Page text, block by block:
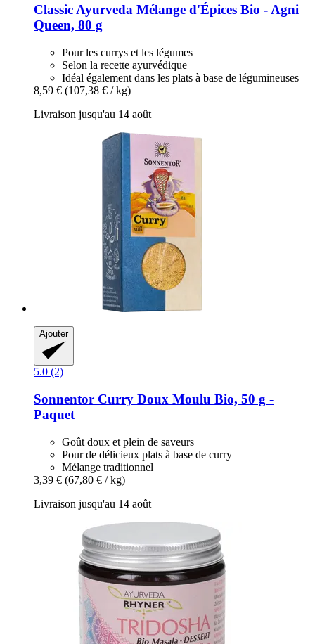
Classic Ayurveda Mélange d'Épices Bio -​ Agni
Queen, 80 g
Pour les currys et les légumes
Selon la recette ayurvédique
Idéal également dans les plats à base de légumineuses
8,59 € (107,38 € / kg)
Livraison jusqu'au 14 août
Ajouter
5.0 (2)
Sonnentor Curry Doux Moulu Bio, 50 g -​
Paquet
Goût doux et plein de saveurs
Pour de délicieux plats à base de curry
Mélange traditionnel
3,39 € (67,80 € / kg)
Livraison jusqu'au 14 août